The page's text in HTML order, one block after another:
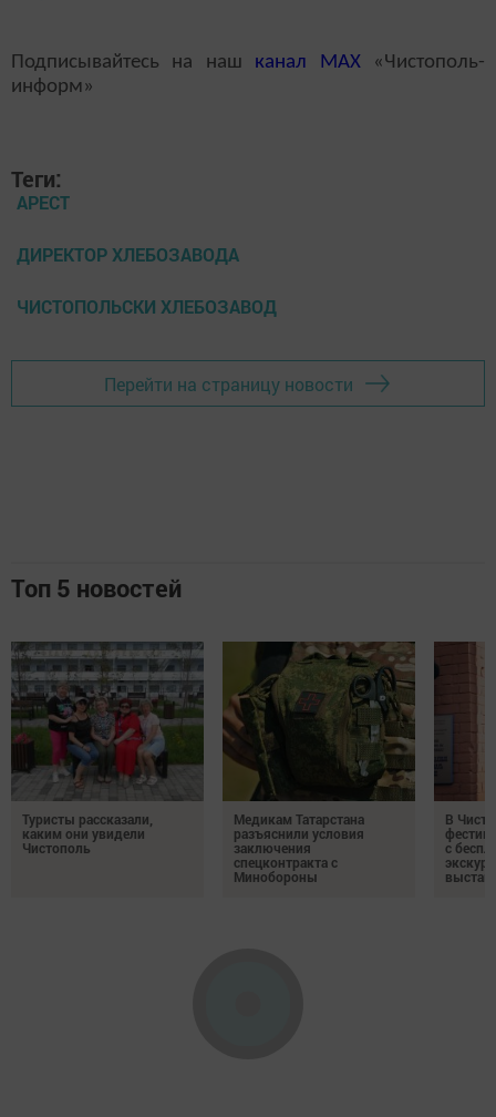
Подписывайтесь на наш канал MAX«Чистополь-
информ»
Теги:
АРЕСТ
ДИРЕКТОР ХЛЕБОЗАВОДА
ЧИСТОПОЛЬСКИ ХЛЕБОЗАВОД
Перейти на страницу новости
Топ 5 новостей
Туристы рассказали,
каким они увидели
Чистополь
Медикам Татарстана
разъяснили условия
заключения
спецконтракта с
Минобороны
В
с